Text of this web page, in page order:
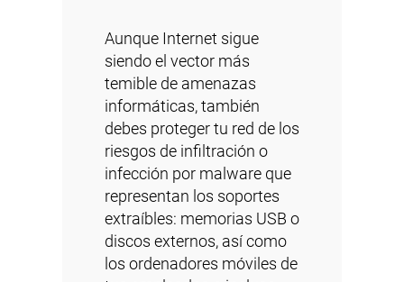
Aunque Internet sigue
siendo el vector más
temible de amenazas
informáticas, también
debes proteger tu red de los
riesgos de infiltración o
infección por malware que
representan los soportes
extraíbles: memorias USB o
discos externos, así como
los ordenadores móviles de